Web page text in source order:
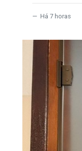
Há 7 horas